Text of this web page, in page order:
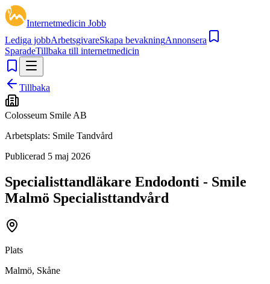
Internetmedicin Jobb
Lediga jobbArbetsgivareSkapa bevakningAnnonsera
SparadeTillbaka till internetmedicin
Tillbaka
Colosseum Smile AB
Arbetsplats: Smile Tandvård
Publicerad 5 maj 2026
Specialisttandläkare Endodonti - Smile
Malmö Specialisttandvård
Plats
Malmö, Skåne